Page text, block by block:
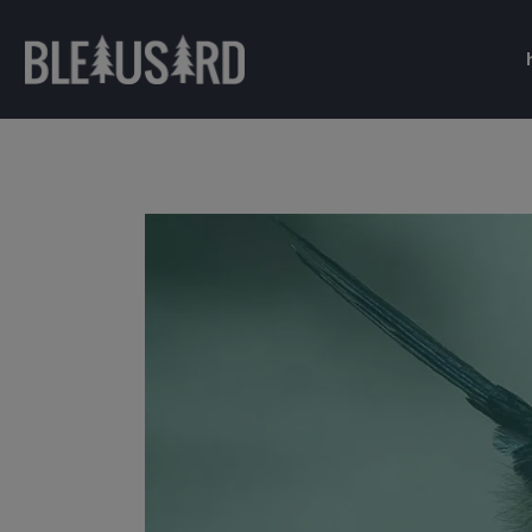
Casquettes & Bonnets
Nouveautés
T-shirts
Sweat-shirts Sweat-shirts